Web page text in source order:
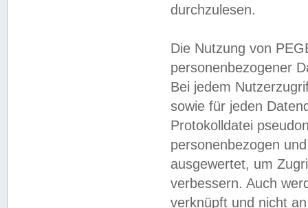
durchzulesen.
Die Nutzung von
personenbezogener
Bei jedem
sowie für jeden
Protokolldatei
personenbezogen
ausgewertet, um
verbessern. Auch
verknüpft und nicht